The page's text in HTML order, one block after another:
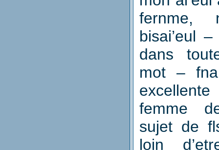
fernme,
bisai’eul
dans
mot –
femme
sujet de
loin